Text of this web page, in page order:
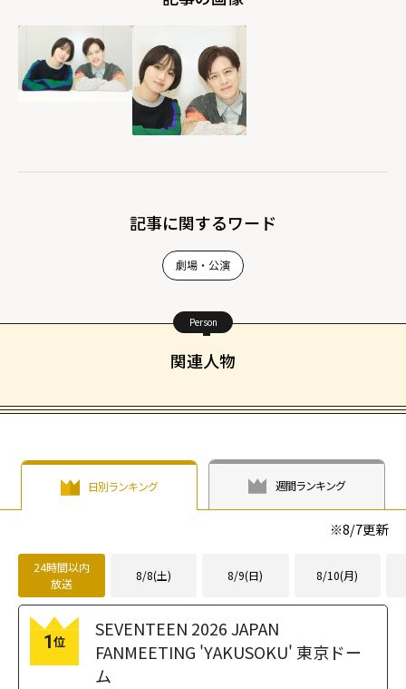
記事に関するワード
劇場・公演
Person
関連人物
日別ランキング 週間ランキング
※8/7更新
24時間以内
放送
8/8(土) 8/9(日) 8/10(月)
1位
SEVENTEEN 2026 JAPAN
FANMEETING 'YAKUSOKU' 東京ドー
ム